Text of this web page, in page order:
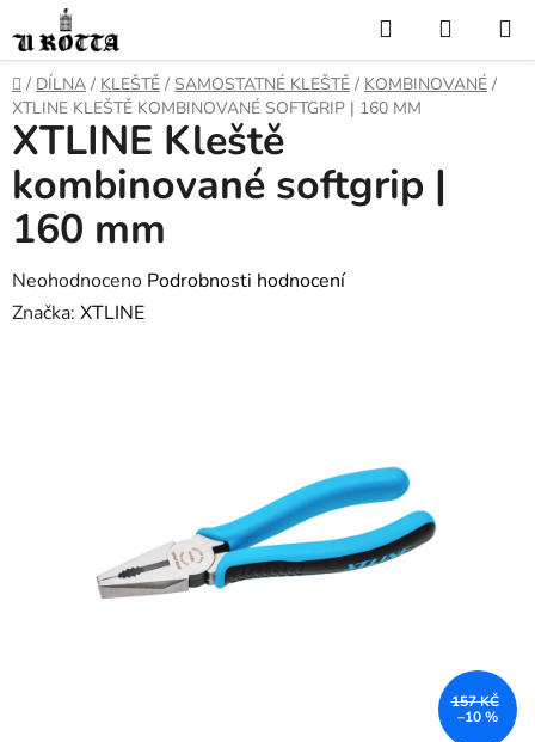
na
obsah
Hledat
KOŠÍK
DOMŮ
/ DÍLNA / KLEŠTĚ / SAMOSTATNÉ KLEŠTĚ / KOMBINOVANÉ /
XTLINE KLEŠTĚ KOMBINOVANÉ SOFTGRIP | 160 MM
XTLINE Kleště
kombinované softgrip |
160 mm
Průměrné
hodnocení
Neohodnoceno Podrobnosti hodnocení
Značka: XTLINE
157 KČ
–10 %